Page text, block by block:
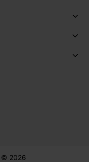
© 2026